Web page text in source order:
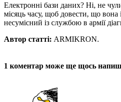
Електронні бази даних? Ні, не
місяць часу, щоб довести, що вона
несумісний із службою в армії
Автор статті: ARMIKRON.
1 коментар може ще щось